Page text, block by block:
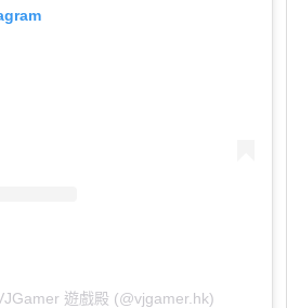
遊戲殿 (@vjgamer.hk)